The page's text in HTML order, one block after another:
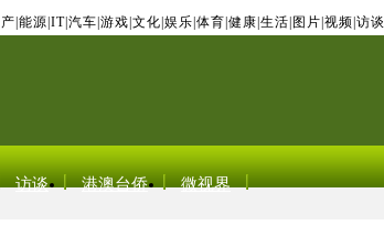
能源 IT| 汽车 游戏 文化 娱乐 体育 健康 生活 图片 视频 访谈
访谈 港澳台侨 微视界